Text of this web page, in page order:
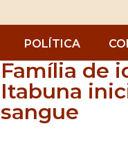
POLÍTICA
Família de
Itabuna
sangue